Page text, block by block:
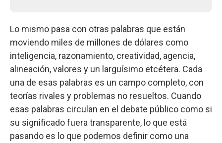
Lo mismo pasa con otras palabras que están
moviendo miles de millones de dólares como
inteligencia, razonamiento, creatividad, agencia,
alineación, valores y un larguísimo etcétera. Cada
una de esas palabras es un campo completo, con
teorías rivales y problemas no resueltos. Cuando
esas palabras circulan en el debate público como si
su significado fuera transparente, lo que está
pasando es lo que podemos definir como una